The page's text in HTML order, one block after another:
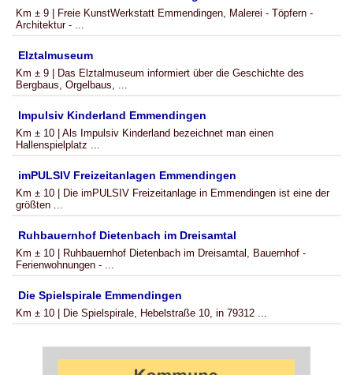
Km ± 9 | Freie KunstWerkstatt Emmendingen, Malerei - Töpfern -
Architektur - ...
Elztalmuseum
Km ± 9 | Das Elztalmuseum informiert über die Geschichte des
Bergbaus, Orgelbaus, ...
Impulsiv Kinderland Emmendingen
Km ± 10 | Als Impulsiv Kinderland bezeichnet man einen
Hallenspielplatz ...
imPULSIV Freizeitanlagen Emmendingen
Km ± 10 | Die imPULSIV Freizeitanlage in Emmendingen ist eine der
größten ...
Ruhbauernhof Dietenbach im Dreisamtal
Km ± 10 | Ruhbauernhof Dietenbach im Dreisamtal, Bauernhof -
Ferienwohnungen - ...
Die Spielspirale Emmendingen
Km ± 10 | Die Spielspirale, Hebelstraße 10, in 79312 ...